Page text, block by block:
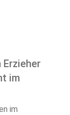
Erzieher
im
im